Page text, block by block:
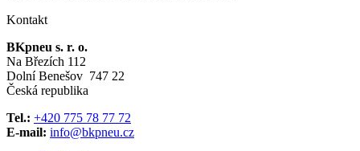
Kontakt
BKpneu s. r. o.
Na Březích 112
Dolní Benešov 747 22
Česká republika
Tel.: +420 775 78 77 72
E-mail: info@bkpneu.cz